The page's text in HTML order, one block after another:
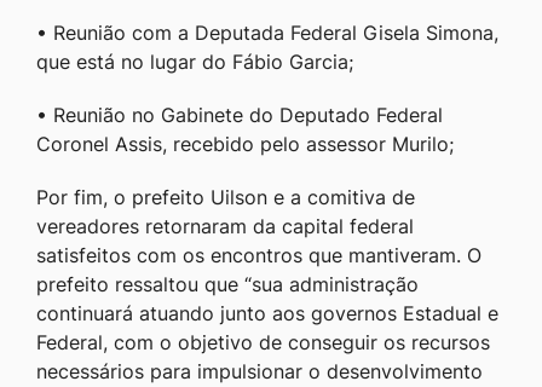
• Reunião com a Deputada Federal Gisela Simona,
que está no lugar do Fábio Garcia;
• Reunião no Gabinete do Deputado Federal
Coronel Assis, recebido pelo assessor Murilo;
Por fim, o prefeito Uilson e a comitiva de
vereadores retornaram da capital federal
satisfeitos com os encontros que mantiveram. O
prefeito ressaltou que “sua administração
continuará atuando junto aos governos Estadual e
Federal, com o objetivo de conseguir os recursos
necessários para impulsionar o desenvolvimento